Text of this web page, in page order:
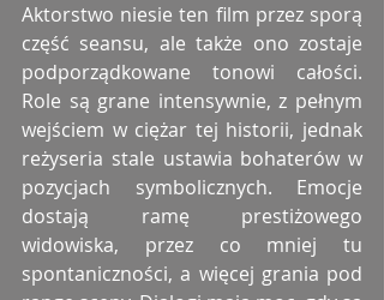
Aktorstwo niesie ten film przez sporą
część seansu, ale także ono zostaje
podporządkowane tonowi całości.
Role są grane intensywnie, z pełnym
wejściem w ciężar tej historii, jednak
reżyseria stale ustawia bohaterów w
pozycjach symbolicznych. Emocje
dostają ramę prestiżowego
widowiska, przez co mniej tu
spontaniczności, a więcej grania pod